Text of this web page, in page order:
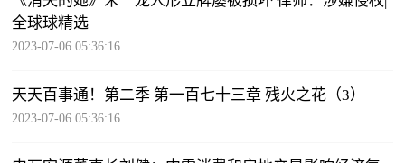
全球球精选
2023-07-06 05:36:16
天天百事通！第二季 第一百七十三章 残火之花（3）
2023-07-06 05:36:16